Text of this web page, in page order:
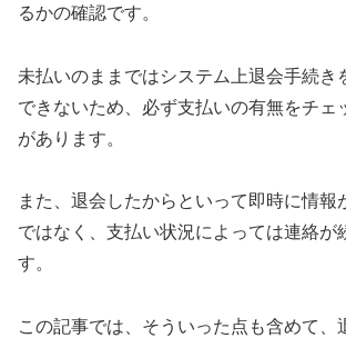
るかの確認です。
未払いのままではシステム上退会手続き
できないため、必ず支払いの有無をチェ
があります。
また、退会したからといって即時に情報
ではなく、支払い状況によっては連絡が
す。
この記事では、そういった点も含めて、